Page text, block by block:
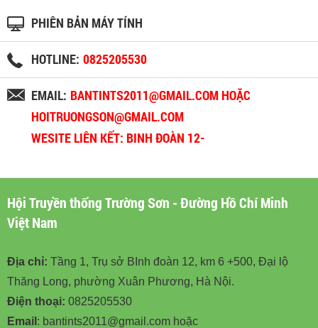
PHIÊN BẢN MÁY TÍNH
HOTLINE: 0825205530
EMAIL: BANTINTS2011@GMAIL.COM HOẶC
HOITRUONGSON@GMAIL.COM
WESITE LIÊN KẾT: BINH ĐOÀN 12-
Hội Truyền thống Trường Sơn - Đường Hồ Chí Minh
Việt Nam
Địa chỉ: Tầng 1, Trụ sở BInh đoàn 12, km 6 +500, Đại lộ
Thăng Long, phường Xuân Phương, Hà Nội.
Điện thoại: 0825205530
Email : bantints2011@gmail.com hoặc